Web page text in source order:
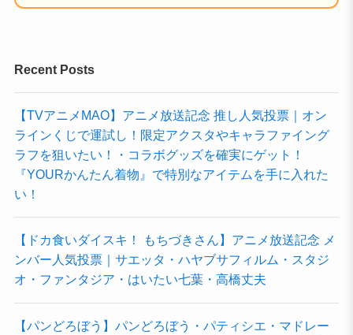
Recent Posts
【TVアニメMAO】アニメ放送記念 推し人気投票｜オン
ラインくじで運試し！限定アクスタやキャラファイング
ラフを狙いたい！・コラボグッズを確実にゲット！
『YOURかんたん着物』で特別なアイテムを手に入れた
い！
【ドカ食いダイスキ！ もちづきさん】アニメ放送記念 メ
ンバー人気投票｜サエッタ・ハヤブサフィルム・スタジ
オ・ファンタジア・はいたい七葉・高橋丈夫
【パンどろぼう】パンどろぼう・パティシエ・マドレー